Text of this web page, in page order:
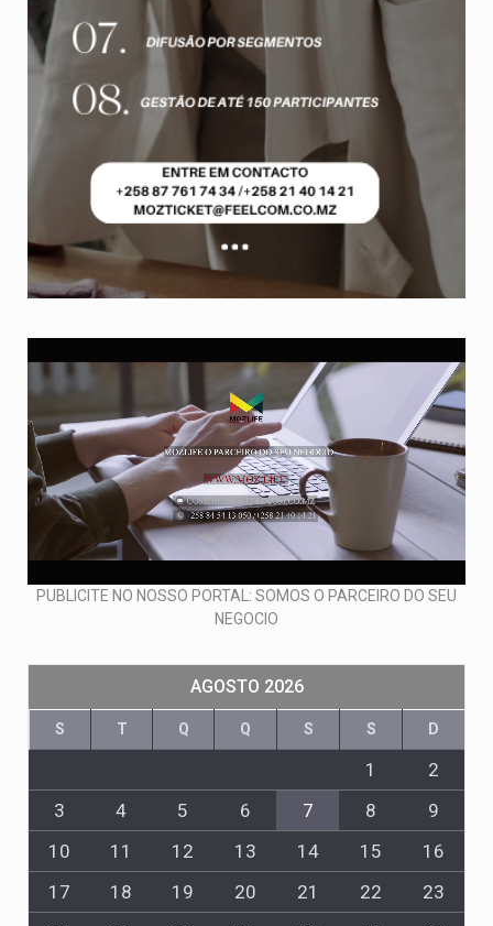
PUBLICITE NO NOSSO PORTAL: SOMOS O PARCEIRO DO SEU
NEGOCIO
AGOSTO 2026
S T Q Q S S D
1
2
3
4 5 6 7 8
9
10
11 12 13 14 15
16
17
18 19 20 21 22
23